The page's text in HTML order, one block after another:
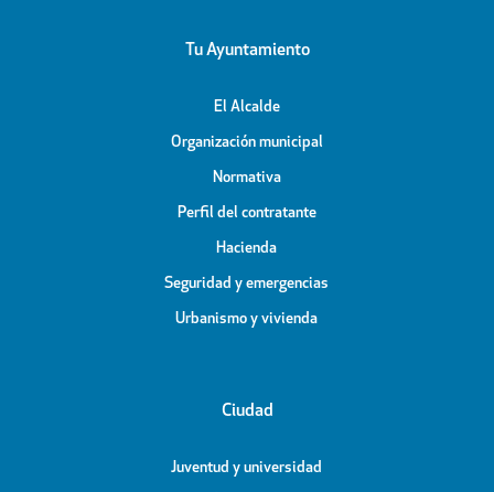
Tu Ayuntamiento
El Alcalde
Organización municipal
Normativa
Perfil del contratante
Hacienda
Seguridad y emergencias
Urbanismo y vivienda
Ciudad
Juventud y universidad